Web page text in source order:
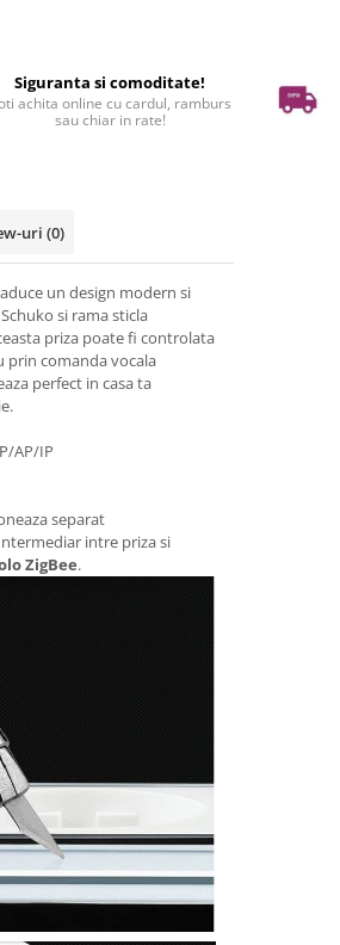
Siguranta si comoditate!
achita online cu cardul, ramburs
sau chiar in rate!
uri (0)
un design modern si
si rama sticla
priza poate fi controlata
prin comanda vocala
perfect in casa ta
AP/IP
separat
intre priza si
ZigBee.